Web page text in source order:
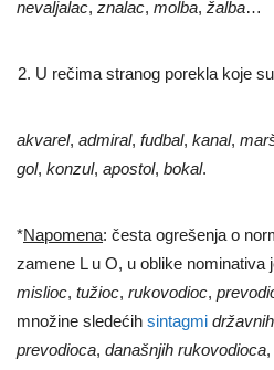
nevaljalac, znalac, molba, žalba…
U rečima stranog porekla koje
akvarel, admiral, fudbal, kanal,
gol, konzul, apostol, bokal.
*Napomena: česta ogrešenja o
zamene L u O, u oblike nominativa
mislioc, tužioc, rukovodioc,
množine sledećih sintagmi
prevodioca, današnjih rukovodioca,